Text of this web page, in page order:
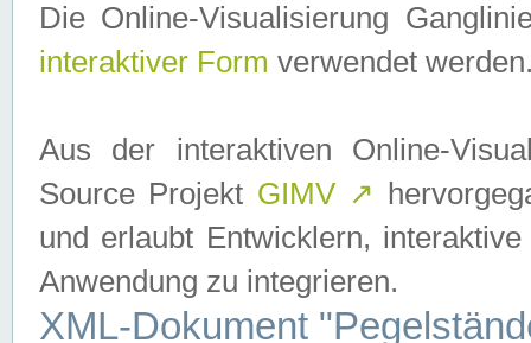
Die Online-Visualisierung
interaktiver Form verwendet
Aus der interaktiven Online-
Source Projekt GIMV ↗
und erlaubt Entwicklern,
Anwendung zu integrieren.
XML-Dokument